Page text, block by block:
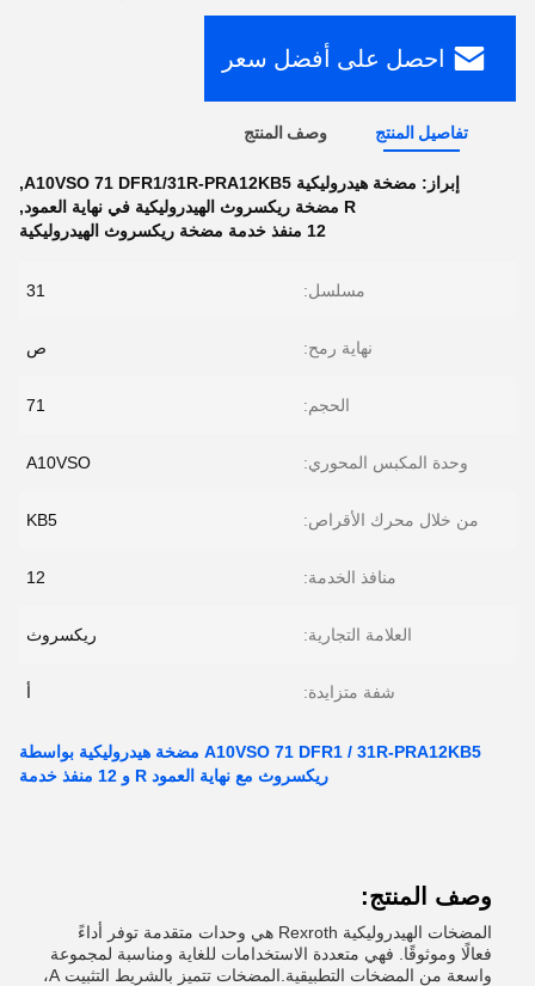
احصل على أفضل سعر
تفاصيل المنتج وصف المنتج
إبراز: مضخة هيدروليكية A10VSO 71 DFR1/31R-PRA12KB5
,
R مضخة ريكسروث الهيدروليكية في نهاية العمود
,
12 منفذ خدمة مضخة ريكسروث الهيدروليكية
مسلسل: 31
نهاية رمح: ص
الحجم: 71
وحدة المكبس المحوري: A10VSO
من خلال محرك الأقراص: KB5
منافذ الخدمة: 12
العلامة التجارية: ريكسروث
شفة متزايدة: أ
A10VSO 71 DFR1 / 31R-PRA12KB5 مضخة هيدروليكية بواسطة
ريكسروث مع نهاية العمود R و 12 منفذ خدمة
وصف المنتج:
المضخات الهيدروليكية Rexroth هي وحدات متقدمة توفر أداءً
فعالًا وموثوقًا. فهي متعددة الاستخدامات للغاية ومناسبة لمجموعة
واسعة من المضخات التطبيقية.المضخات تتميز بالشريط التثبيت A،